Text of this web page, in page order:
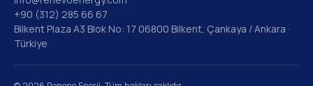
+90 (312) 285 66 67
Bilkent Plaza A3 Blok No: 17 06800 Bilkent, Çankaya / Ankara ·
Türkiye